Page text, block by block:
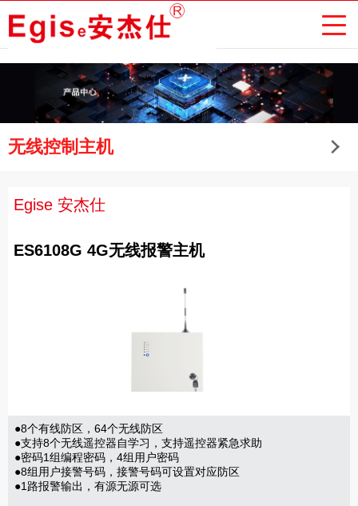
无线控制主机
Egise 安杰仕
ES6108G 4G无线报警主机
●8个有线防区，64个无线防区
●支持8个无线遥控器自学习，支持遥控器紧急求助
●密码1组编程密码，4组用户密码
●8组用户接警号码，接警号码可设置对应防区
●1路报警输出，有源无源可选